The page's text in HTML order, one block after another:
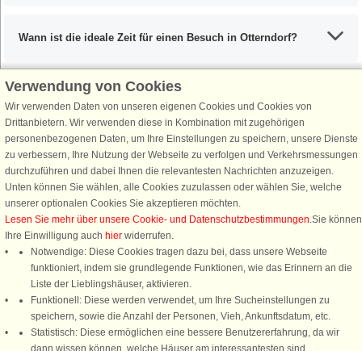
Wann ist die ideale Zeit für einen Besuch in Otterndorf?
Schließen Sie sich 100.000 Ferienhaus-Fans an
Erhalten Sie einen Willkommensgutschein von 25 €für Ihren nächsten
Ferienhausurlaub - melden Sie sich einfach für den DanCenter Newsletter
an. Verpassen Sie nie wieder exklusive Angebote, Gewinnspiele und
Urlaubstipps!
Newsletter abonnieren
Verwendung von Cookies
Wir verwenden Daten von unseren eigenen Cookies und Cookies von
Drittanbietern. Wir verwenden diese in Kombination mit zugehörigen
personenbezogenen Daten, um Ihre Einstellungen zu speichern, unsere Dienste
zu verbessern, Ihre Nutzung der Webseite zu verfolgen und Verkehrsmessungen
durchzuführen und dabei Ihnen die relevantesten Nachrichten anzuzeigen.
Unten können Sie wählen, alle Cookies zuzulassen oder wählen Sie, welche
unserer optionalen Cookies Sie akzeptieren möchten.
Lesen Sie mehr über unsere Cookie- und Datenschutzbestimmungen.Sie können
Ihre Einwilligung auch hier widerrufen.
Notwendige: Diese Cookies tragen dazu bei, dass unsere Webseite
funktioniert, indem sie grundlegende Funktionen, wie das Erinnern an die
Liste der Lieblingshäuser, aktivieren.
Funktionell: Diese werden verwendet, um Ihre Sucheinstellungen zu
speichern, sowie die Anzahl der Personen, Vieh, Ankunftsdatum, etc.
Statistisch: Diese ermöglichen eine bessere Benutzererfahrung, da wir
dann wissen können, welche Häuser am interessantesten sind.